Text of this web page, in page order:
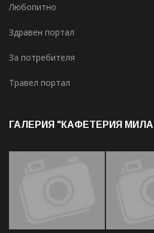
Любопитно
Здравен портал
За потребителя
Травел портал
ГАЛЕРИЯ "КАФЕТЕРИЯ